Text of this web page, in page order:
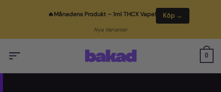
🔥Månadens Produkt – 1ml THCX Vape! Köp →
Nya Varianter
0